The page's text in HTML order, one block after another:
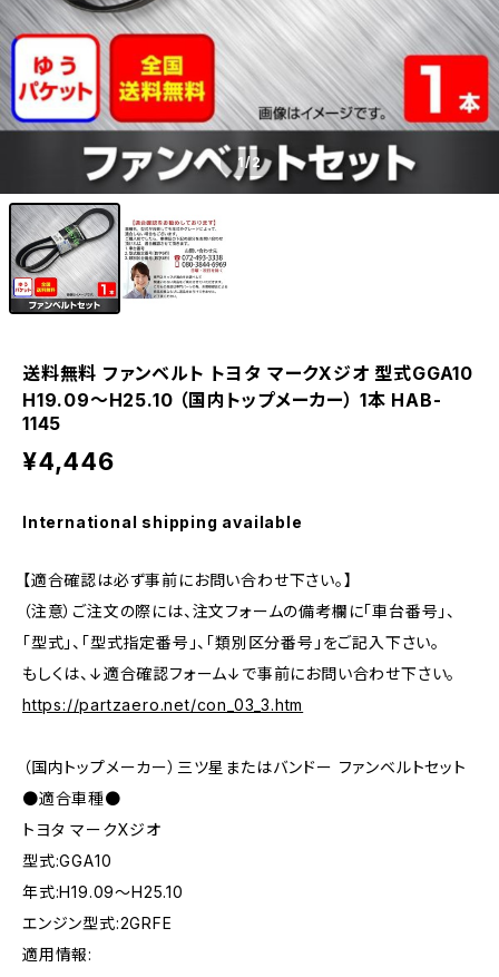
1/2
送料無料 ファンベルト トヨタ マークXジオ 型式GGA10
H19.09～H25.10 （国内トップメーカー） 1本 HAB-
1145
¥4,446
International shipping available
【適合確認は必ず事前にお問い合わせ下さい。】
（注意）ご注文の際には、注文フォームの備考欄に「車台番号」、
「型式」、「型式指定番号」、「類別区分番号」をご記入下さい。
もしくは、↓適合確認フォーム↓で事前にお問い合わせ下さい。
https://partzaero.net/con_03_3.htm
（国内トップメーカー）三ツ星またはバンドー ファンベルトセット
●適合車種●
トヨタ マークXジオ
型式:GGA10
年式:H19.09～H25.10
エンジン型式:2GRFE
適用情報: